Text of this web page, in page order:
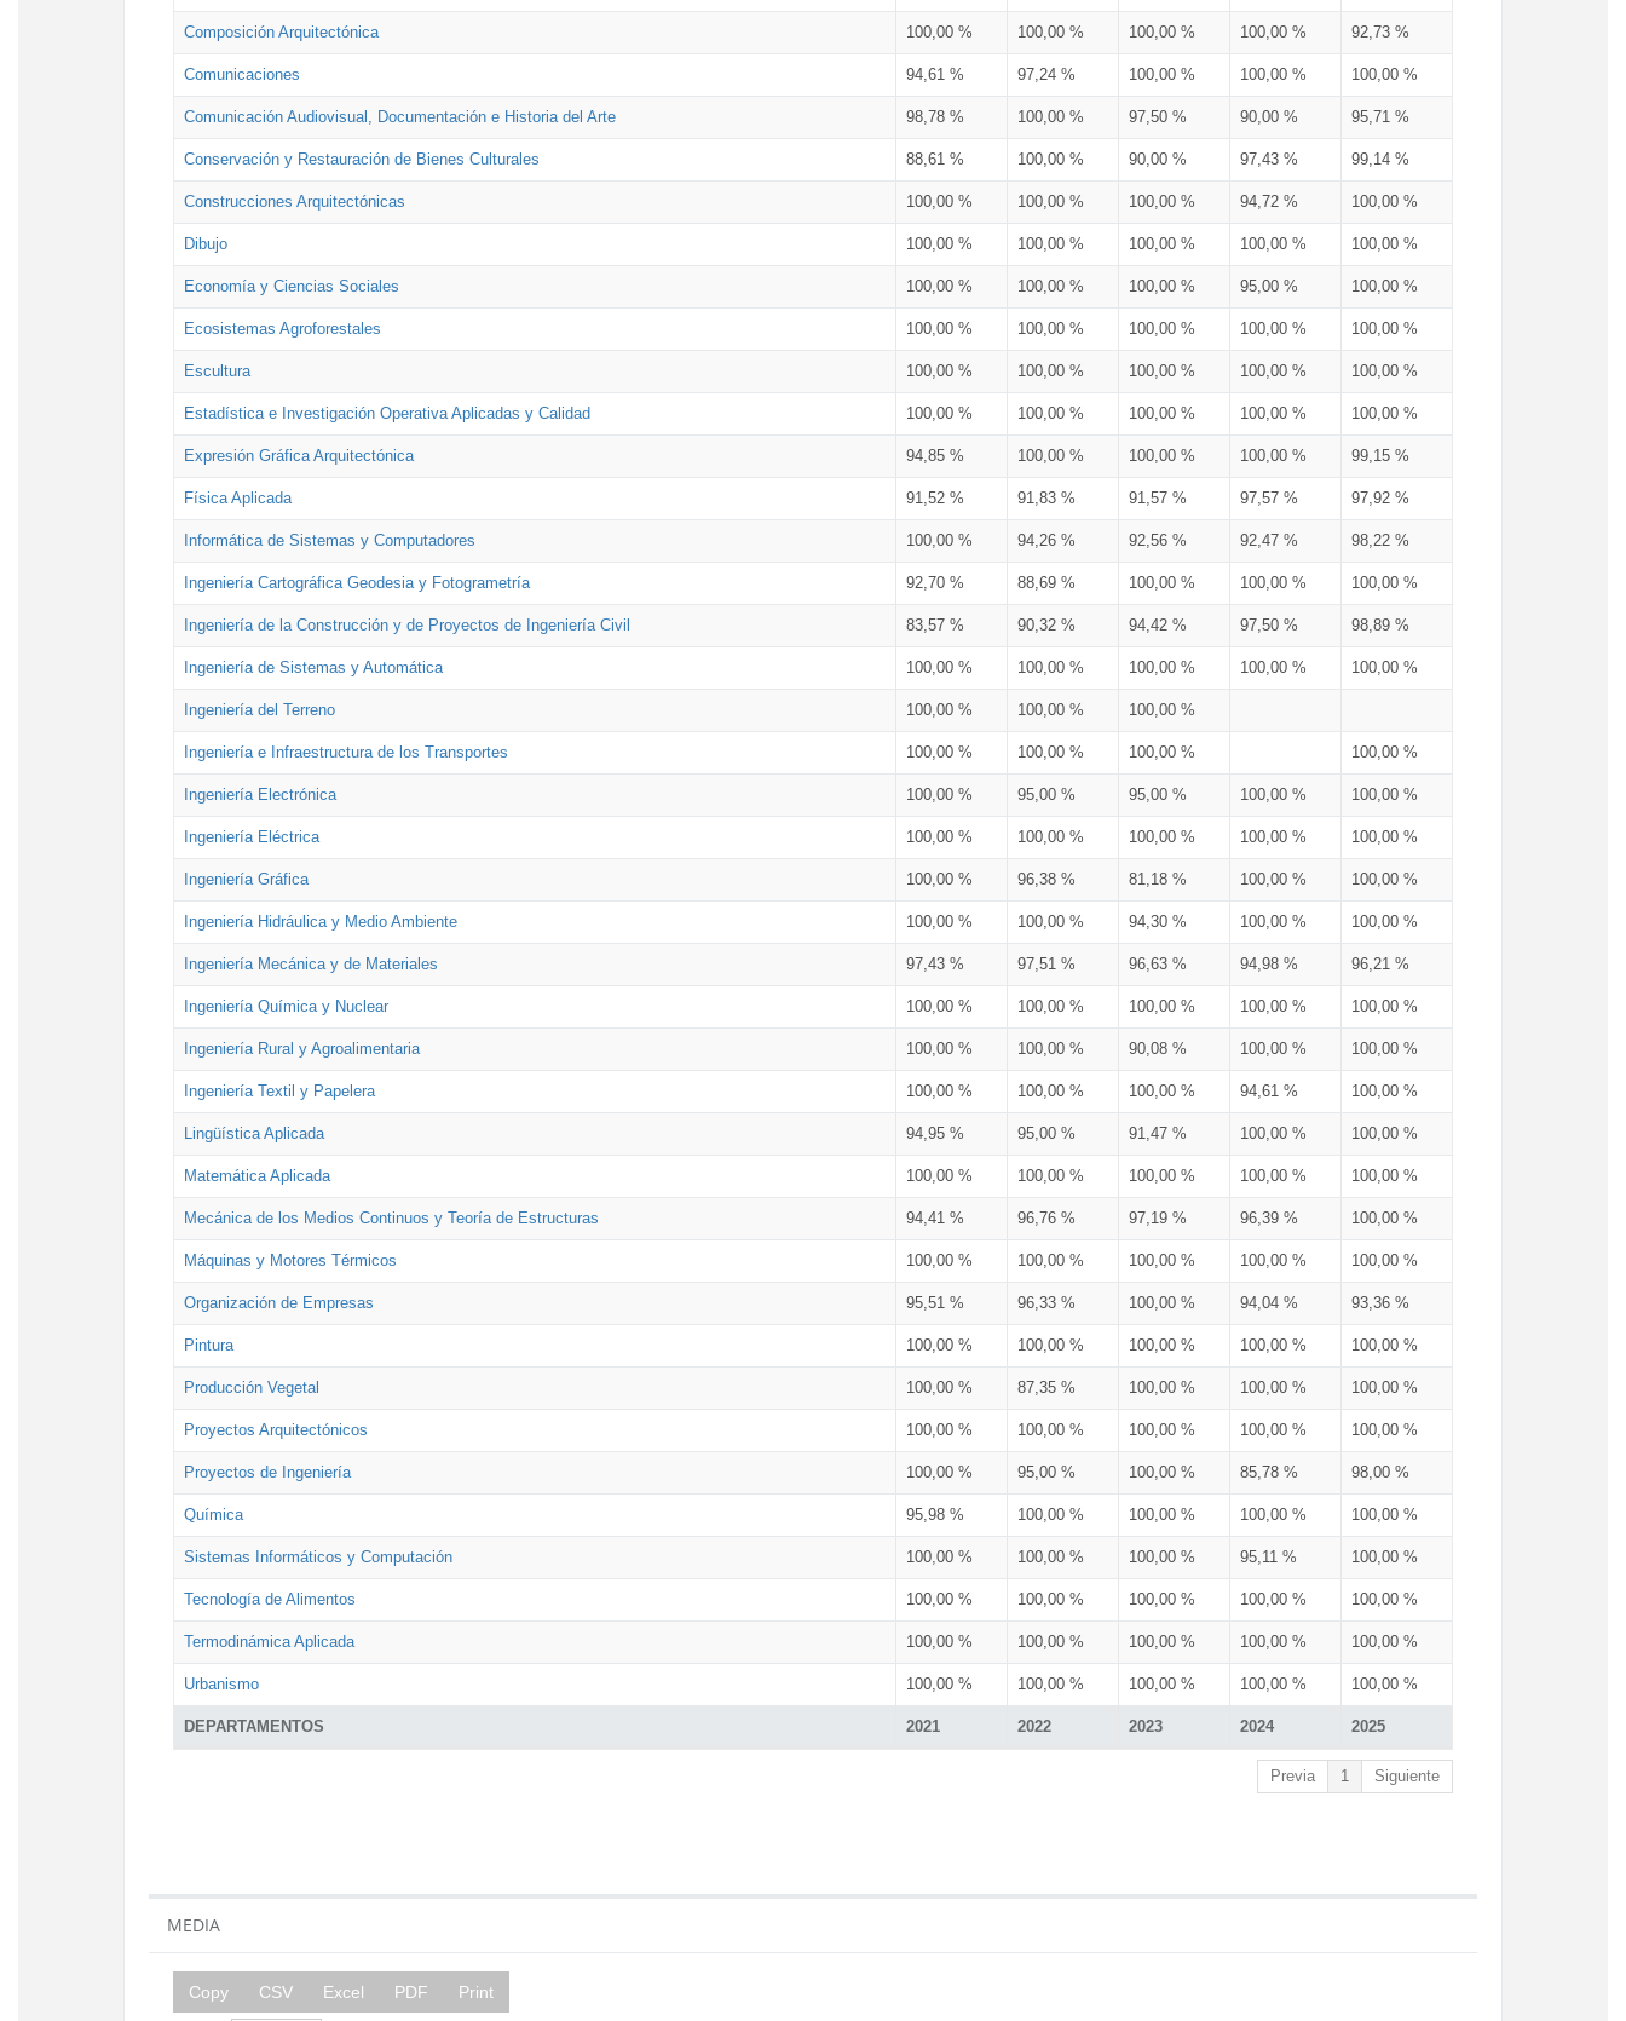
DEPARTAMENTOS 2021 2022 2023 2024 2025
Composición Arquitectónica 100,00 % 100,00 % 100,00 % 100,00 % 92,73 %
Comunicaciones 94,61 % 97,24 % 100,00 % 100,00 % 100,00 %
Comunicación Audiovisual, Documentación e Historia del Arte 98,78 % 100,00 % 97,50 % 90,00 % 95,71 %
Conservación y Restauración de Bienes Culturales 88,61 % 100,00 % 90,00 % 97,43 % 99,14 %
Construcciones Arquitectónicas 100,00 % 100,00 % 100,00 % 94,72 % 100,00 %
Dibujo 100,00 % 100,00 % 100,00 % 100,00 % 100,00 %
Economía y Ciencias Sociales 100,00 % 100,00 % 100,00 % 95,00 % 100,00 %
Ecosistemas Agroforestales 100,00 % 100,00 % 100,00 % 100,00 % 100,00 %
Escultura 100,00 % 100,00 % 100,00 % 100,00 % 100,00 %
Estadística e Investigación Operativa Aplicadas y Calidad 100,00 % 100,00 % 100,00 % 100,00 % 100,00 %
Expresión Gráfica Arquitectónica 94,85 % 100,00 % 100,00 % 100,00 % 99,15 %
Física Aplicada 91,52 % 91,83 % 91,57 % 97,57 % 97,92 %
Informática de Sistemas y Computadores 100,00 % 94,26 % 92,56 % 92,47 % 98,22 %
Ingeniería Cartográfica Geodesia y Fotogrametría 92,70 % 88,69 % 100,00 % 100,00 % 100,00 %
Ingeniería de la Construcción y de Proyectos de Ingeniería Civil 83,57 % 90,32 % 94,42 % 97,50 % 98,89 %
Ingeniería de Sistemas y Automática 100,00 % 100,00 % 100,00 % 100,00 % 100,00 %
Ingeniería del Terreno 100,00 % 100,00 % 100,00 %
Ingeniería e Infraestructura de los Transportes 100,00 % 100,00 % 100,00 % 100,00 %
Ingeniería Electrónica 100,00 % 95,00 % 95,00 % 100,00 % 100,00 %
Ingeniería Eléctrica 100,00 % 100,00 % 100,00 % 100,00 % 100,00 %
Ingeniería Gráfica 100,00 % 96,38 % 81,18 % 100,00 % 100,00 %
Ingeniería Hidráulica y Medio Ambiente 100,00 % 100,00 % 94,30 % 100,00 % 100,00 %
Ingeniería Mecánica y de Materiales 97,43 % 97,51 % 96,63 % 94,98 % 96,21 %
Ingeniería Química y Nuclear 100,00 % 100,00 % 100,00 % 100,00 % 100,00 %
Ingeniería Rural y Agroalimentaria 100,00 % 100,00 % 90,08 % 100,00 % 100,00 %
Ingeniería Textil y Papelera 100,00 % 100,00 % 100,00 % 94,61 % 100,00 %
Lingüística Aplicada 94,95 % 95,00 % 91,47 % 100,00 % 100,00 %
Matemática Aplicada 100,00 % 100,00 % 100,00 % 100,00 % 100,00 %
Mecánica de los Medios Continuos y Teoría de Estructuras 94,41 % 96,76 % 97,19 % 96,39 % 100,00 %
Máquinas y Motores Térmicos 100,00 % 100,00 % 100,00 % 100,00 % 100,00 %
Organización de Empresas 95,51 % 96,33 % 100,00 % 94,04 % 93,36 %
Pintura 100,00 % 100,00 % 100,00 % 100,00 % 100,00 %
Producción Vegetal 100,00 % 87,35 % 100,00 % 100,00 % 100,00 %
Proyectos Arquitectónicos 100,00 % 100,00 % 100,00 % 100,00 % 100,00 %
Proyectos de Ingeniería 100,00 % 95,00 % 100,00 % 85,78 % 98,00 %
Química 95,98 % 100,00 % 100,00 % 100,00 % 100,00 %
Sistemas Informáticos y Computación 100,00 % 100,00 % 100,00 % 95,11 % 100,00 %
Tecnología de Alimentos 100,00 % 100,00 % 100,00 % 100,00 % 100,00 %
Termodinámica Aplicada 100,00 % 100,00 % 100,00 % 100,00 % 100,00 %
Urbanismo 100,00 % 100,00 % 100,00 % 100,00 % 100,00 %
Previa 1 Siguiente
MEDIA
Copy CSV Excel PDF Print